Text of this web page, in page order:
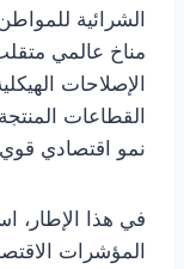
الشرائية
مناخ عالمي
الإصلاحات
القطاعات
نمو اقتصادي قوي
في هذا الإطار،
المؤشرات